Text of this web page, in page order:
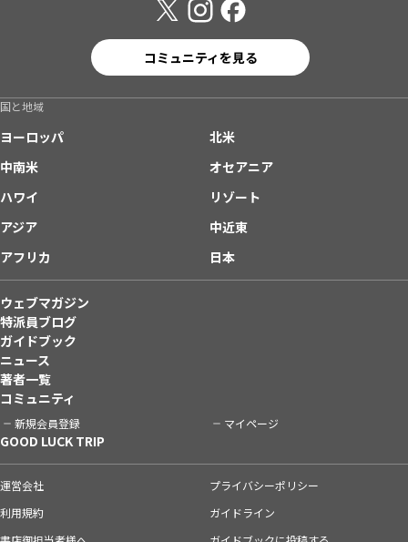
コミュニティを見る
国と地域
ヨーロッパ
北米
中南米
オセアニア
ハワイ
リゾート
アジア
中近東
アフリカ
日本
ウェブマガジン
特派員ブログ
ガイドブック
ニュース
著者一覧
コミュニティ
新規会員登録 マイページ
GOOD LUCK TRIP
運営会社
プライバシーポリシー
利用規約
ガイドライン